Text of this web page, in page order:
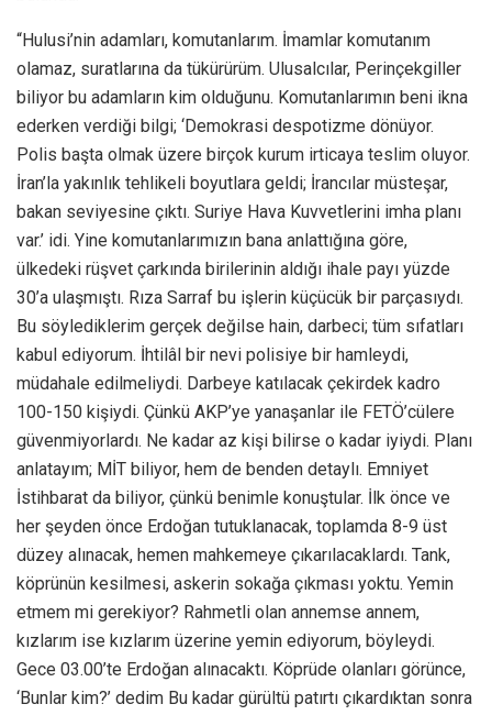
“Hulusi’nin adamları, komutanlarım. İmamlar komutanım
olamaz, suratlarına da tükürürüm. Ulusalcılar, Perinçekgiller
biliyor bu adamların kim olduğunu. Komutanlarımın beni ikna
ederken verdiği bilgi; ‘Demokrasi despotizme dönüyor.
Polis başta olmak üzere birçok kurum irticaya teslim oluyor.
İran’la yakınlık tehlikeli boyutlara geldi; İrancılar müsteşar,
bakan seviyesine çıktı. Suriye Hava Kuvvetlerini imha planı
var.’ idi. Yine komutanlarımızın bana anlattığına göre,
ülkedeki rüşvet çarkında birilerinin aldığı ihale payı yüzde
30’a ulaşmıştı. Rıza Sarraf bu işlerin küçücük bir parçasıydı.
Bu söylediklerim gerçek değilse hain, darbeci; tüm sıfatları
kabul ediyorum. İhtilâl bir nevi polisiye bir hamleydi,
müdahale edilmeliydi. Darbeye katılacak çekirdek kadro
100-150 kişiydi. Çünkü AKP’ye yanaşanlar ile FETÖ’cülere
güvenmiyorlardı. Ne kadar az kişi bilirse o kadar iyiydi. Planı
anlatayım; MİT biliyor, hem de benden detaylı. Emniyet
İstihbarat da biliyor, çünkü benimle konuştular. İlk önce ve
her şeyden önce Erdoğan tutuklanacak, toplamda 8-9 üst
düzey alınacak, hemen mahkemeye çıkarılacaklardı. Tank,
köprünün kesilmesi, askerin sokağa çıkması yoktu. Yemin
etmem mi gerekiyor? Rahmetli olan annemse annem,
kızlarım ise kızlarım üzerine yemin ediyorum, böyleydi.
Gece 03.00’te Erdoğan alınacaktı. Köprüde olanları görünce,
‘Bunlar kim?’ dedim Bu kadar gürültü patırtı çıkardıktan sonra